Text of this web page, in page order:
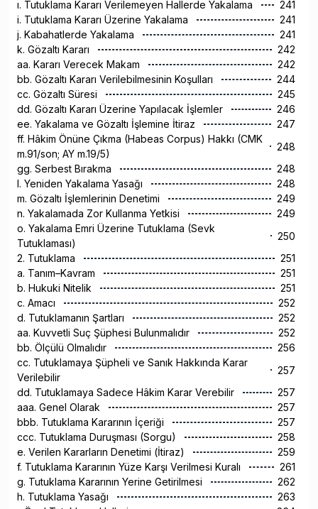
ı. Tutuklama Kararı Verilemeyen Hallerde Yakalama
241
i. Tutuklama Kararı Üzerine Yakalama
241
j. Kabahatlerde Yakalama
241
k. Gözaltı Kararı
242
aa. Kararı Verecek Makam
242
bb. Gözaltı Kararı Verilebilmesinin Koşulları
244
cc. Gözaltı Süresi
245
dd. Gözaltı Kararı Üzerine Yapılacak İşlemler
246
ee. Yakalama ve Gözaltı İşlemine İtiraz
247
ff. Hâkim Önüne Çıkma (Habeas Corpus) Hakkı (CMK
m.91/son; AY m.19/5)
248
gg. Serbest Bırakma
248
l. Yeniden Yakalama Yasağı
248
m. Gözaltı İşlemlerinin Denetimi
249
n. Yakalamada Zor Kullanma Yetkisi
249
o. Yakalama Emri Üzerine Tutuklama (Sevk
Tutuklaması)
250
2. Tutuklama
251
a. Tanım–Kavram
251
b. Hukuki Nitelik
251
c. Amacı
252
d. Tutuklamanın Şartları
252
aa. Kuvvetli Suç Şüphesi Bulunmalıdır
252
bb. Ölçülü Olmalıdır
256
cc. Tutuklamaya Şüpheli ve Sanık Hakkında Karar
Verilebilir
257
dd. Tutuklamaya Sadece Hâkim Karar Verebilir
257
aaa. Genel Olarak
257
bbb. Tutuklama Kararının İçeriği
257
ccc. Tutuklama Duruşması (Sorgu)
258
e. Verilen Kararların Denetimi (İtiraz)
259
f. Tutuklama Kararının Yüze Karşı Verilmesi Kuralı
261
g. Tutuklama Kararının Yerine Getirilmesi
262
h. Tutuklama Yasağı
263